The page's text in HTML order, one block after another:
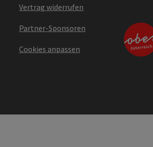
Vertrag widerrufen
Partner-Sponsoren
Cookies anpassen